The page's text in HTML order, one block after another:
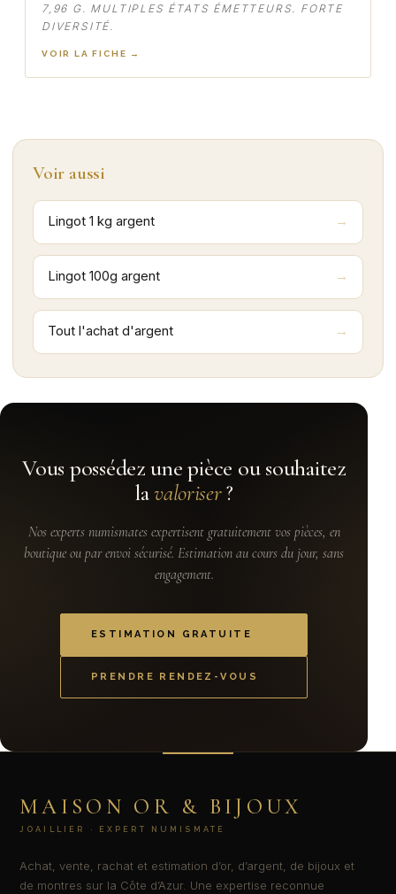
7,96 G. MULTIPLES ÉTATS ÉMETTEURS. FORTE
DIVERSITÉ.
VOIR LA FICHE →
Voir aussi
Lingot 1 kg argent
Lingot 100g argent
Tout l'achat d'argent
Vous possédez une pièce ou souhaitez
lavaloriser?
Nos experts numismates expertisent gratuitement vos pièces, en
boutique ou par envoi sécurisé. Estimation au cours du jour, sans
engagement.
ESTIMATION GRATUITE
PRENDRE RENDEZ-VOUS
MAISON OR & BIJOUX
JOAILLIER · EXPERT NUMISMATE
Achat, vente, rachat et estimation d’or, d’argent, de bijoux et
de montres sur la Côte d’Azur. Une expertise reconnue